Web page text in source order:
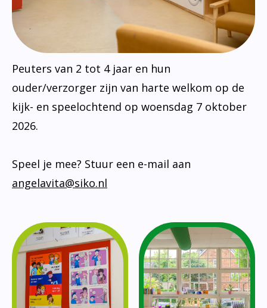
Peuters van 2 tot 4 jaar en hun
ouder/verzorger zijn van harte welkom op de
kijk- en speelochtend op woensdag 7 oktober
2026.
Speel je mee? Stuur een e-mail aan
angelavita@siko.nl